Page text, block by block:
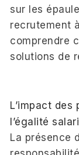
sur les
recrutement
comprendre
solutions de
L’impact
l’égalité
La présence